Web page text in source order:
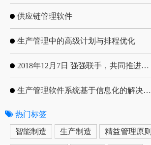
供应链管理软件
生产管理中的高级计划与排程优化
2018年12月7日 强强联手，共同推进电子器件领域APS应用典范 风华高科生产自动化工业互联网应用项目-APS项目启动会
生产管理软件系统基于信息化的解决方案
热门标签
智能制造 生产制造 精益管理原则